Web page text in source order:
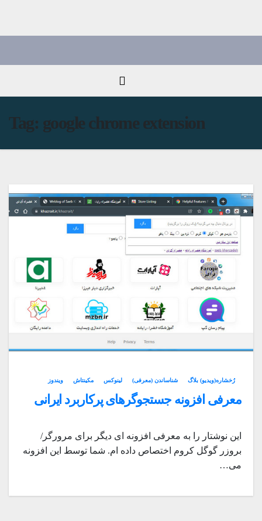
Tag: google chrome extension
رُخشاره(ویدیو) بلاگ شناساندن (معرفی) لینوکس مکینتاش ویندوز
معرفی افزونه جستجوگرهای پرکاربرد ایرانی
این نوشتار را به معرفی افزونه ای دیگر برای مرورگر/
بروزر گوگل کروم اختصاص داده ام. شما توسط این افزونه
می…